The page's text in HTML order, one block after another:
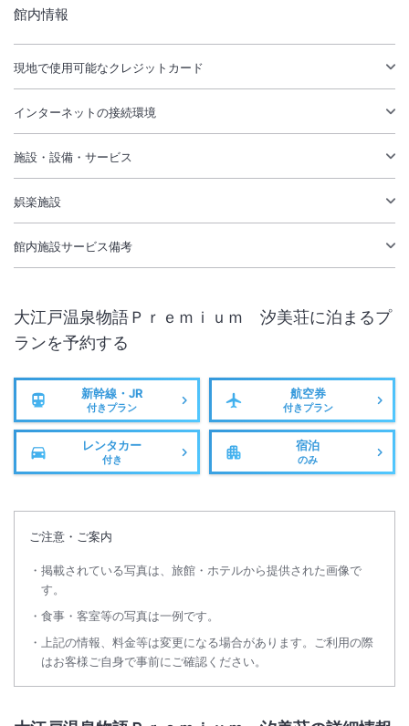
館内情報
現地で使用可能なクレジットカード
インターネットの接続環境
施設・設備・サービス
娯楽施設
館内施設サービス備考
大江戸温泉物語Ｐｒｅｍｉｕｍ 汐美荘に泊まるプ
ランを予約する
新幹線・JR
付きプラン
航空券
付きプラン
レンタカー
付き
宿泊
のみ
ご注意・ご案内
掲載されている写真は、旅館・ホテルから提供された画像で
す。
食事・客室等の写真は一例です。
上記の情報、料金等は変更になる場合があります。ご利用の際
はお客様ご自身で事前にご確認ください。